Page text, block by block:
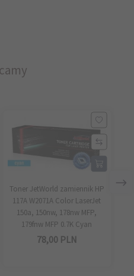
Toner JetWorld zamiennik HP
117A W2071A Color LaserJet
150a, 150nw, 178nw MFP,
179fnw MFP 0.7K Cyan
78,00 PLN